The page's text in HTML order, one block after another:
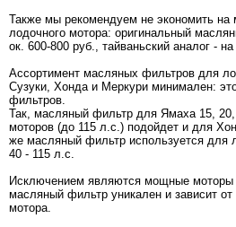
Также мы рекомендуем не экономить
лодочного мотора: оригинальный
ок. 600-800 руб., тайваньский аналог -
Ассортимент масляных фильтров для
Сузуки, Хонда и Меркури минимален:
фильтров.
Так, масляный фильтр для Ямаха 15,
моторов (до 115 л.с.) подойдет и для
же масляный фильтр используется для
40 - 115 л.с.
Исключением являются мощные моторы
масляный фильтр уникален и зависит
мотора.